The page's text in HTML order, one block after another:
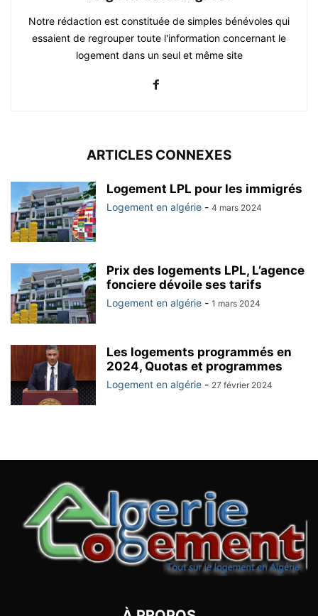
Notre rédaction est constituée de simples bénévoles qui
essaient de regrouper toute l'information concernant le
logement dans un seul et même site
ARTICLES CONNEXES
Logement LPL pour les immigrés
Logement en algérie - 4 mars 2024
Prix des logements LPL, L’agence
fonciere dévoile ses tarifs
Logement en algérie - 1 mars 2024
Les logements programmés en
2024, Quotas et programmes
Logement en algérie - 27 février 2024